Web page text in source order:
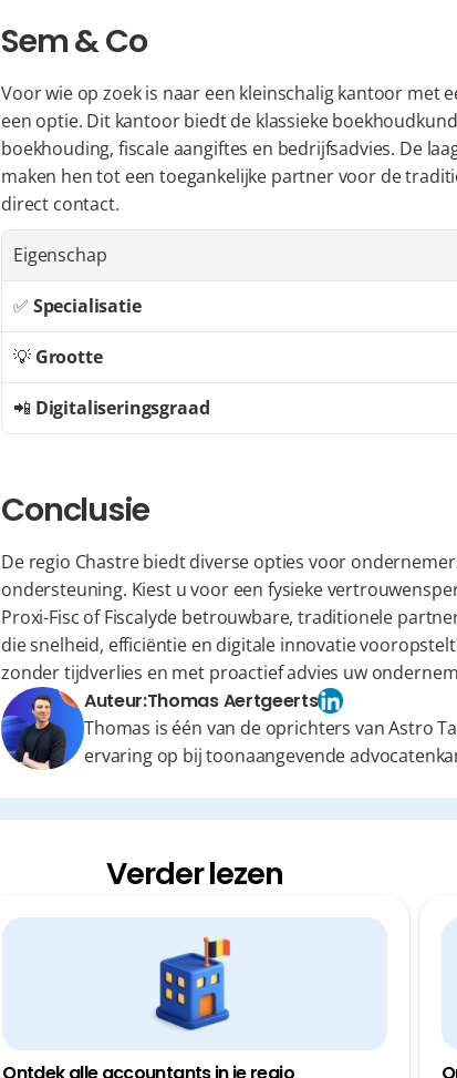
Sem & Co
Voor wie op zoek is naar een kleinschalig kantoor met
een optie. Dit kantoor biedt de klassieke
boekhouding, fiscale aangiftes en bedrijfsadvies. De
maken hen tot een toegankelijke partner voor de
direct contact.
Eigenschap
✅ Specialisatie
💡 Grootte
📲 Digitaliseringsgraad
Conclusie
De regio Chastre biedt diverse opties voor
ondersteuning. Kiest u voor een fysieke
Proxi-Fisc of Fiscalyde betrouwbare, traditionele
die snelheid, efficiëntie en digitale innovatie
zonder tijdverlies en met proactief advies uw
Auteur:Thomas Aertgeerts
Thomas is één van de oprichters van Astro
ervaring op bij toonaangevende
Verder lezen